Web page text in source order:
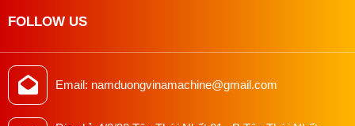
FOLLOW US
Email: namduongvinamachine@gmail.com